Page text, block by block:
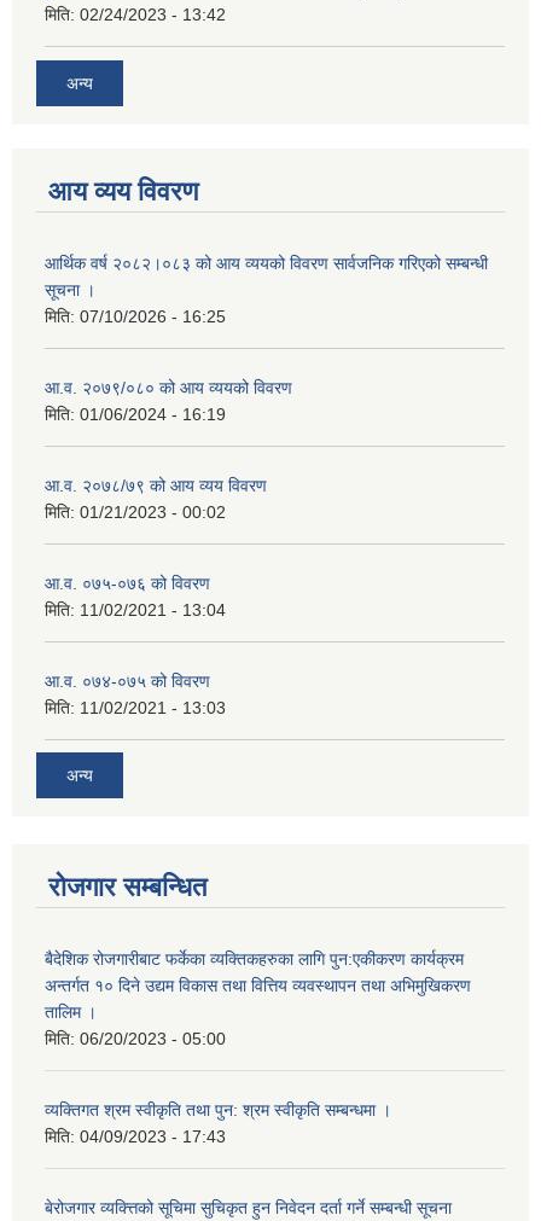
मिति: 02/24/2023 - 13:42
अन्य
आय व्यय विवरण
आर्थिक वर्ष २०८२।०८३ को आय व्ययको विवरण सार्वजनिक गरिएको सम्बन्धी
सूचना ।
मिति: 07/10/2026 - 16:25
आ.व. २०७९/०८० को आय व्ययको विवरण
मिति: 01/06/2024 - 16:19
आ.व. २०७८/७९ को आय व्यय विवरण
मिति: 01/21/2023 - 00:02
आ.व. ०७५-०७६ को विवरण
मिति: 11/02/2021 - 13:04
आ.व. ०७४-०७५ को विवरण
मिति: 11/02/2021 - 13:03
अन्य
रोजगार सम्बन्धित
बैदेशिक रोजगारीबाट फर्केका व्यक्तिकहरुका लागि पुन:एकीकरण कार्यक्रम
अन्तर्गत १० दिने उद्यम विकास तथा वित्तिय व्यवस्थापन तथा अभिमुखिकरण
तालिम ।
मिति: 06/20/2023 - 05:00
व्यक्तिगत श्रम स्वीकृति तथा पुन: श्रम स्वीकृति सम्बन्धमा ।
मिति: 04/09/2023 - 17:43
बेरोजगार व्यक्त्तिको सूचिमा सुचिकृत हुन निवेदन दर्ता गर्ने सम्बन्धी सूचना